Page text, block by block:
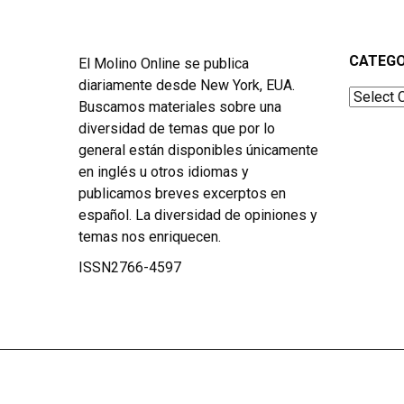
El Molino Online se publica
diariamente desde New York, EUA.
Buscamos materiales sobre una
diversidad de temas que por lo
general están disponibles únicamente
en inglés u otros idiomas y
publicamos breves excerptos en
español. La diversidad de opiniones y
temas nos enriquecen.
ISSN2766-4597